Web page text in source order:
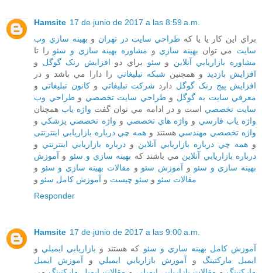
Hamsite 17 de junio de 2017 a las 8:59 a.m.
براي اين کار يا يا که طراحي سايت در تهران و بهينه سازي وب
سايت مي توان بهينه سازي و مشاوره بهينه سازي و سئو را تا
مشاوره بازاريابي آنلاين و سئو براي دو افزايش رنک گوگل و
افزايش بازديد و همچنين شبکه تبليغاتي را دارا مي باشد و در
افزايش پيج رنک گوگل دارد شرکت تبليغاتي وکانون تبليغاتي و
معرفي سايت به گوگل وطراحي سايت تخصصي وطراحي وب
سايت تخصصي است و در ادامه مي توان گفت واژه ياب همچنان
واژه ياب فارسي و واژه هاي تخصصي و واژه تخصصي پزشکي و
واژه تخصصي مهندسي هستند و همه چي درباره بازاريابي اینترنتی
و همه چي درباره بازاريابي آنلاين و درباره بازاريابي اينترنتي و
درباره بازاريابي آنلاين مي باشند که بهينه سازي و سئو و آموزش
بهينه سازي و سئو و آموزش سئو و مقالات بهينه سازي و سئو و
مقالات سئو و سئو چيست و آموزش کامل سئو و
Responder
Hamsite 17 de junio de 2017 a las 9:00 a.m.
آموزش کامل بهينه سازي و سئو که هستند و بازاريابي ايميلي و
ايميل مارکتينگ و آموزش بازاريابي ايميلي و آموزش ايميل